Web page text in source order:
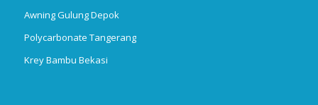
Awning Gulung Depok
Polycarbonate Tangerang
Krey Bambu Bekasi